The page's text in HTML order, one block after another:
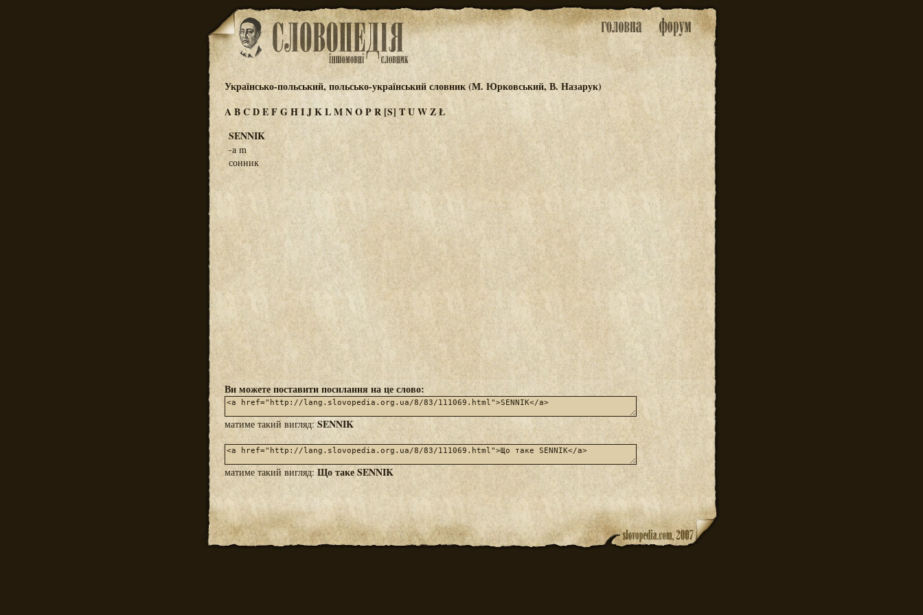
Українсько-польський, польсько-український словник (М. Юрковський, В. Назарук)
ABCDEFGHIJKLMNOPR [S] TUWZŁ
SENNIK
-a m
сонник
Ви можете поставити посилання на це слово:
матиме такий вигляд:SENNIK
матиме такий вигляд: Що таке SENNIK